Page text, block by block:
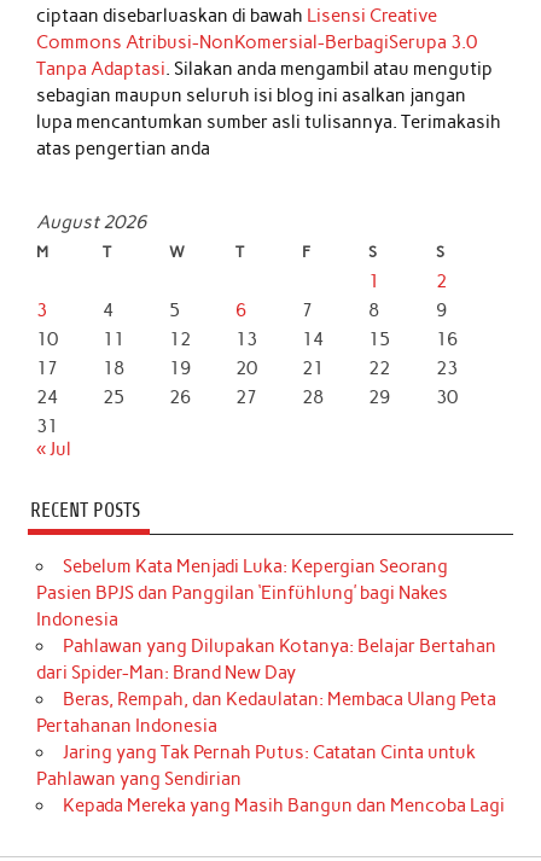
ciptaan disebarluaskan di bawah Lisensi Creative
Commons Atribusi-NonKomersial-BerbagiSerupa 3.0
Tanpa Adaptasi. Silakan anda mengambil atau mengutip
sebagian maupun seluruh isi blog ini asalkan jangan
lupa mencantumkan sumber asli tulisannya. Terimakasih
atas pengertian anda
August 2026
M T W T F S S
1
2
3
4 5 6 7 8
9
10
11 12 13 14 15
16
17
18 19 20 21 22
23
24
25 26 27 28 29
30
31
« Jul
RECENT POSTS
Sebelum Kata Menjadi Luka: Kepergian Seorang
Pasien BPJS dan Panggilan ‘Einfühlung’ bagi Nakes
Indonesia
Pahlawan yang Dilupakan Kotanya: Belajar Bertahan
dari Spider-Man: Brand New Day
Beras, Rempah, dan Kedaulatan: Membaca Ulang Peta
Pertahanan Indonesia
Jaring yang Tak Pernah Putus: Catatan Cinta untuk
Pahlawan yang Sendirian
Kepada Mereka yang Masih Bangun dan Mencoba Lagi